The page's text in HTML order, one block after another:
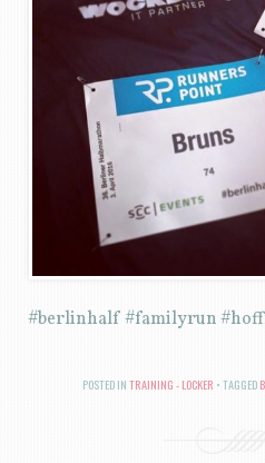
#berlinhalf #familyrun
POSTED IN TRAINING - LOCKER TAGGED